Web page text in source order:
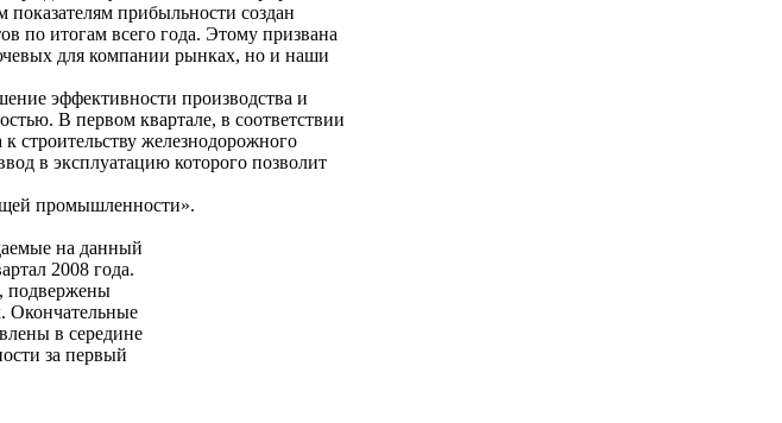
показателям прибыльности создан
по итогам всего года. Этому призвана
для компании рынках, но и наши
эффективности производства и
В первом квартале, в соответствии
строительству железнодорожного
в эксплуатацию которого позволит
промышленности».
на данный
2008 года.
подвержены
Окончательные
в середине
за первый